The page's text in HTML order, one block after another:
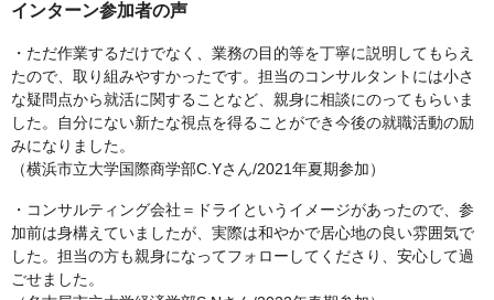
インターン参加者の声
・ただ作業するだけでなく、業務の目的等を丁寧に説明してもらえ
たので、取り組みやすかったです。担当のコンサルタントには小さ
な疑問点から就活に関することなど、親身に相談にのってもらいま
した。自分にない新たな視点を得ることができ今後の就職活動の励
みになりました。
（横浜市立大学国際商学部C.Yさん/2021年夏期参加）
・コンサルティング会社＝ドライというイメージがあったので、参
加前は身構えていましたが、実際は和やかで居心地の良い雰囲気で
した。担当の方も親身になってフォローしてくださり、安心して過
ごせました。